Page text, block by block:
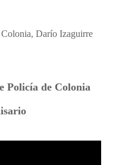
Darío Izaguirre
Policía de Colonia